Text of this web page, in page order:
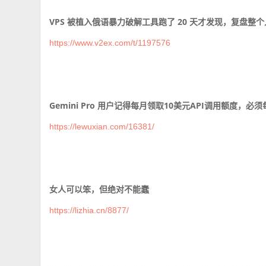
VPS 被植入俄语暴力破解工具跑了 20 天才发现，复盘整
https://www.v2ex.com/t/1197576
Gemini Pro 用户记得每月领取10美元API调用额度，必须
https://lewuxian.com/16381/
女人可以笨，但绝对不能蠢
https://lizhia.cn/8877/